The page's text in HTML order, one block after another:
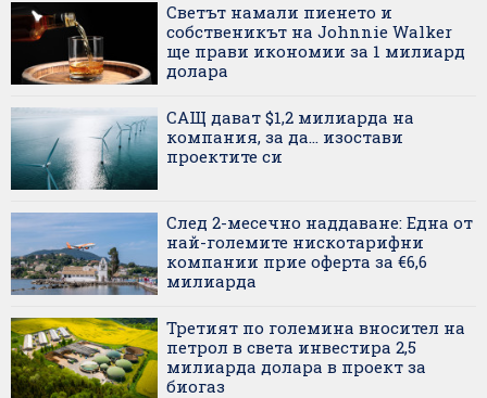
Светът намали пиенето и
собственикът на Johnnie Walker
ще прави икономии за 1 милиард
долара
САЩ дават $1,2 милиарда на
компания, за да... изостави
проектите си
След 2-месечно наддаване: Една от
най-големите нискотарифни
компании прие оферта за €6,6
милиарда
Третият по големина вносител на
петрол в света инвестира 2,5
милиарда долара в проект за
биогаз